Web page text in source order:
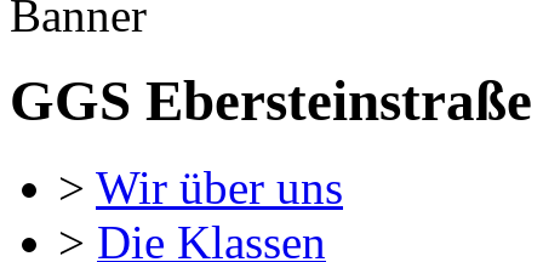
GGS Ebersteinstraße
> Wir über uns
> Die Klassen